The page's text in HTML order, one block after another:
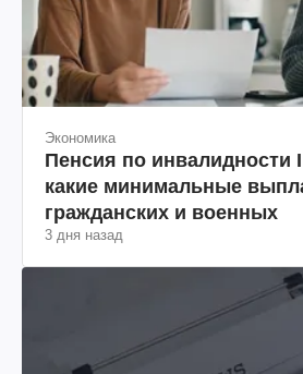
Экономика
Пенсия по инвалидности
какие минимальные
гражданских и военных
3 дня назад